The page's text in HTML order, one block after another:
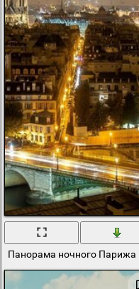
Панорама ночного Парижа